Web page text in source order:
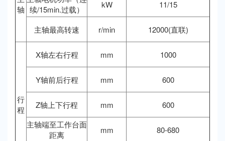
轴 续/15min.过载）
kW 11/15
主轴最高转速 r/min 12000(直联)
行
程
X轴左右行程 mm 1000
Y轴前后行程 mm 600
Z轴上下行程 mm
600
主轴端至工作台面
距离
mm
80-680